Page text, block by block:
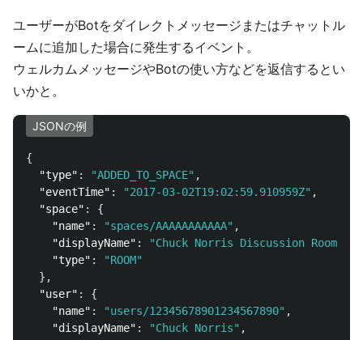
ユーザーがBotをダイレクトメッセージまたはチャットル
ームに追加した場合に発生するイベント。
ウェルカムメッセージやBotの使い方などを返信するとい
いかと。
JSONの例
{
"type" : "ADDED_TO_SPACE" ,
"eventTime" : "2017-03-02T19:02:59.910959Z" ,
"space" :
{
"name" : "spaces/AAAAAAAAAAA" ,
"displayName" :
"Chuck Norris Discussion Room"
"type" :
"ROOM"
},
"user" :
{
"name" : "users/12345678901234567890" ,
"displayName" : "Chuck Norris" ,